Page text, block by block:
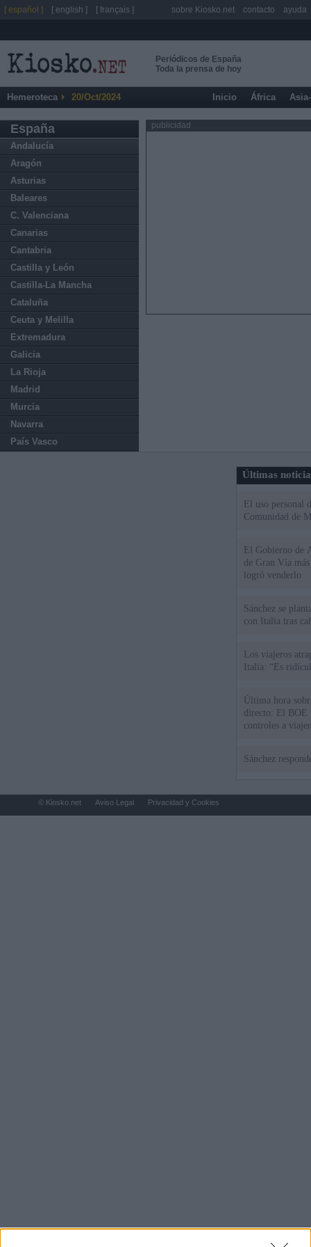
Periódicos de España
Toda la prensa de hoy
Hemeroteca 20/Oct/2024 Inicio África
España
Andalucía
Aragón
Asturias
Baleares
C. Valenciana
Canarias
Cantabria
Castilla y León
Castilla-La Mancha
Cataluña
Ceuta y Melilla
Extremadura
Galicia
La Rioja
Madrid
Murcia
Navarra
País Vasco
publicidad
Últimas
El uso personal
Comunidad de
El Gobierno de
de Gran Vía
logró venderlo
Sánchez se
con Italia tras
Los viajeros
Italia: “Es
Última hora
directo: El BOE
controles a
Sánchez
[ español ] [ english ] [ français ] sobre Kiosko.net contacto ayuda
© Kiosko.net Aviso Legal Privacidad y Cookies